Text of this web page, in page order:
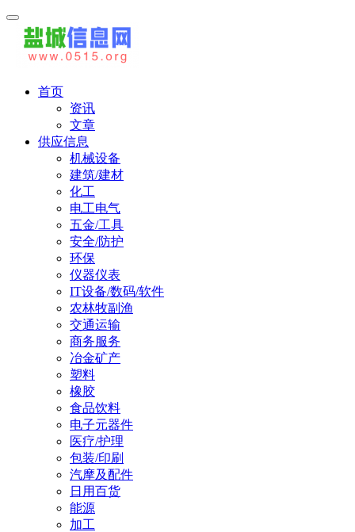
首页
资讯
文章
供应信息
机械设备
建筑/建材
化工
电工电气
五金/工具
安全/防护
环保
仪器仪表
IT设备/数码/软件
农林牧副渔
交通运输
商务服务
冶金矿产
塑料
橡胶
食品饮料
电子元器件
医疗/护理
包装/印刷
汽摩及配件
日用百货
能源
加工